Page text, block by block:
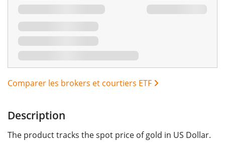
Comparer les brokers et courtiers ETF
Description
The product tracks the spot price of gold in US Dollar.